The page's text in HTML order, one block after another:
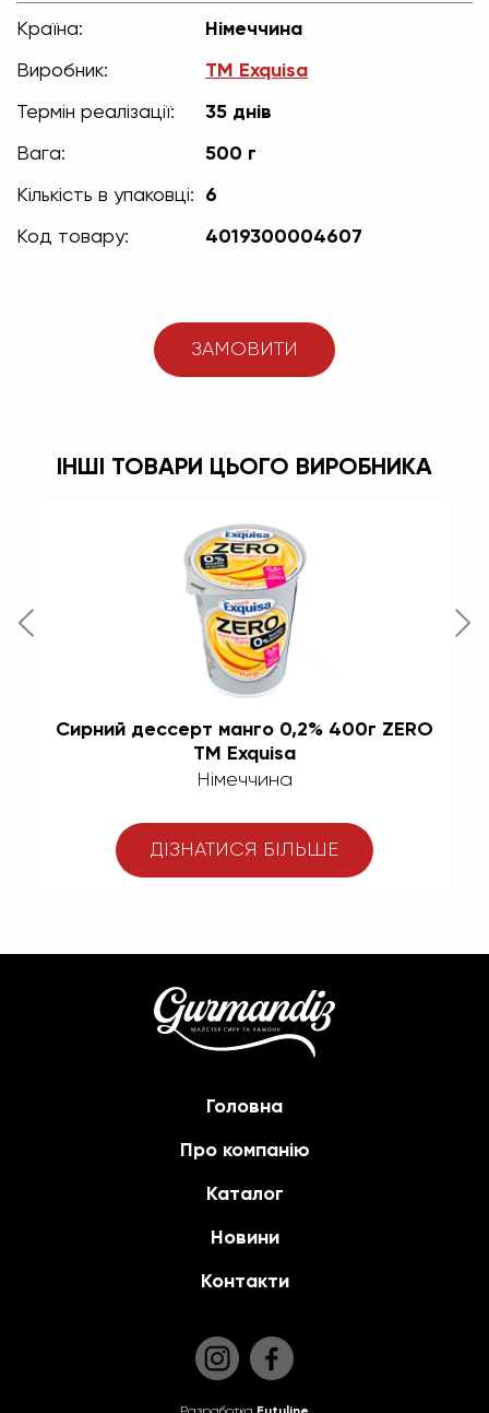
Країна: Німеччина
Виробник: TM Exquisa
Термін реалізації: 35 днів
Вага: 500 г
Кількість в упаковці: 6
Код товару: 4019300004607
ЗАМОВИТИ
ІНШІ ТОВАРИ ЦЬОГО ВИРОБНИКА
Сирний дессерт манго 0,2% 400г ZERO
ТМ Exquisa
Німеччина
ДІЗНАТИСЯ БІЛЬШЕ
Головна
Про компанію
Каталог
Новини
Контакти